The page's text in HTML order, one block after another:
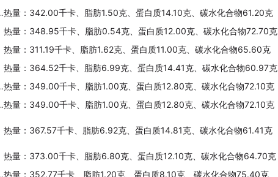
削面热量：342.00千卡、脂肪1.50克、蛋白质14.10克、碳水化合物61.20克
热量：348.95千卡、脂肪0.54克、蛋白质12.00克、碳水化合物72.70克
热量：311.19千卡、脂肪1.62克、蛋白质11.00克、碳水化合物65.60克
热量：364.52千卡、脂肪6.99克、蛋白质14.41克、碳水化合物60.97克
茶面热量：349.00千卡、脂肪1.00克、蛋白质12.80克、碳水化合物72.10克
茶面热量：349.00千卡、脂肪1.00克、蛋白质12.80克、碳水化合物72.10克
热量：367.57千卡、脂肪6.92克、蛋白质14.81克、碳水化合物61.41克
热量：373.00千卡、脂肪6.80克、蛋白质12.10克、碳水化合物64.70克
菇煨饭热量：352.77千卡、脂肪1.20克、蛋白质8.10克、碳水化合物75.40克